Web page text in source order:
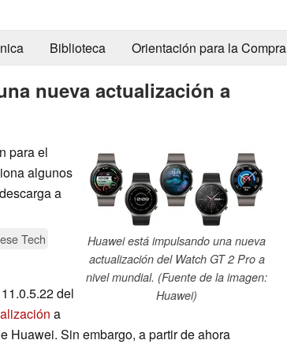
Biblioteca Orientación para la Compra
nueva actualización a
Huawei está impulsando una nueva
actualización del Watch GT 2 Pro a
nivel mundial. (Fuente de la imagen:
Huawei)
para el
algunos
a
Tech
del
a
Huawei. Sin embargo, a partir de ahora